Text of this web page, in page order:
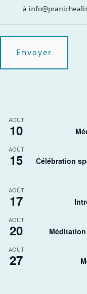
à
AOÛT
10
AOÛT
15
Célébration
AOÛT
17
AOÛT
20
AOÛT
27